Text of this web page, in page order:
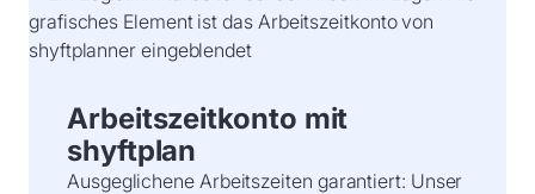
Arbeitszeitkonto mit
shyftplan
Ausgeglichene Arbeitszeiten garantiert: Unser